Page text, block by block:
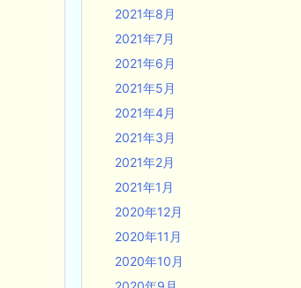
2021年8月
2021年7月
2021年6月
2021年5月
2021年4月
2021年3月
2021年2月
2021年1月
2020年12月
2020年11月
2020年10月